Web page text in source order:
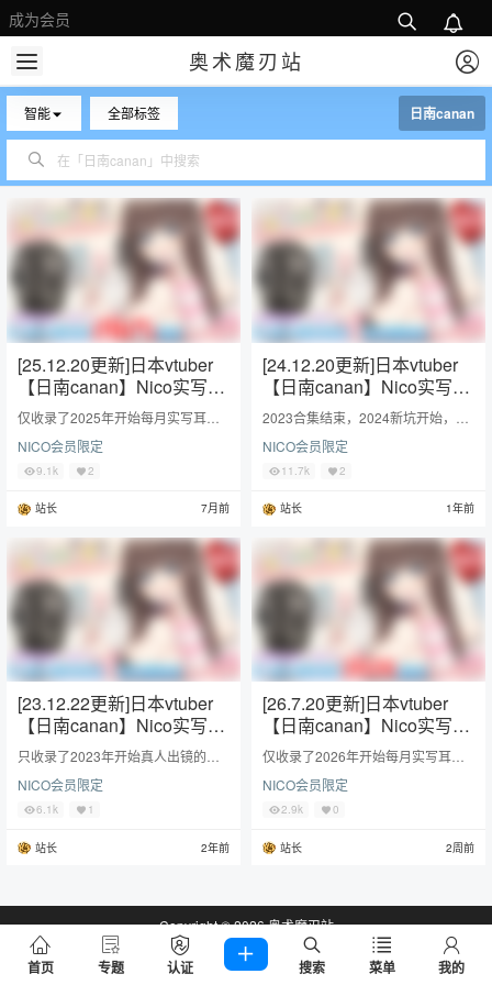
成为会员
奥术魔刃站
智能 全部标签 日南canan
[25.12.20更新]日本vtuber
【日南canan】Nico实写会
员限定2025合集
仅收录了2025年开始每月实写耳舐n
压缩打包，自己按需下载。
NICO会员限定
9.1k 2
站长 7月前
[24.12.20更新]日本vtuber
【日南canan】Nico实写会
员限定2024合集
2023合集结束，2024新坑开始，依
期更新都是单独压缩打包，自己按需
下载。
NICO会员限定
11.7k 2
站长 1年前
[23.12.22更新]日本vtuber
【日南canan】Nico实写会
员限定2023合集
只收录了2023年开始真人出镜的实
NICO会员限定
6.1k 1
站长 2年前
[26.7.20更新]日本vtuber
【日南canan】Nico实写会
员限定2026合集
仅收录了2026年开始每月实写耳舐n
压缩打包，自己按需下载。
NICO会员限定
2.9k 0
站长 2周前
Copyright © 2026奥术魔刃站
查询 57 次，耗时 1.1341 秒
首页 专题 认证 搜索 菜单 我的